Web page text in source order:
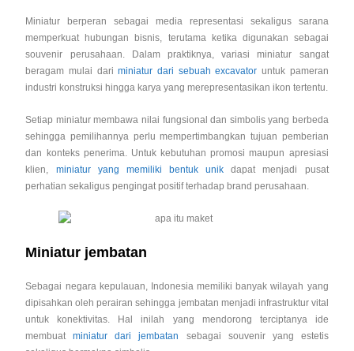
Miniatur berperan sebagai media representasi sekaligus sarana
memperkuat hubungan bisnis, terutama ketika digunakan sebagai
souvenir perusahaan. Dalam praktiknya, variasi miniatur sangat
beragam mulai dariminiatur dari sebuah excavator untuk pameran
industri konstruksi hingga karya yang merepresentasikan ikon tertentu.
Setiap miniatur membawa nilai fungsional dan simbolis yang berbeda
sehingga pemilihannya perlu mempertimbangkan tujuan pemberian
dan konteks penerima. Untuk kebutuhan promosi maupun apresiasi
klien, miniatur yang memiliki bentuk unik dapat menjadi pusat
perhatian sekaligus pengingat positif terhadap brand perusahaan.
Miniatur jembatan
Sebagai negara kepulauan, Indonesia memiliki banyak wilayah yang
dipisahkan oleh perairan sehingga jembatan menjadi infrastruktur vital
untuk konektivitas. Hal inilah yang mendorong terciptanya ide
membuatminiatur dari jembatan
sebagai souvenir yang estetis